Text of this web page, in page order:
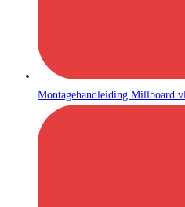
Montagehandleiding Millboard